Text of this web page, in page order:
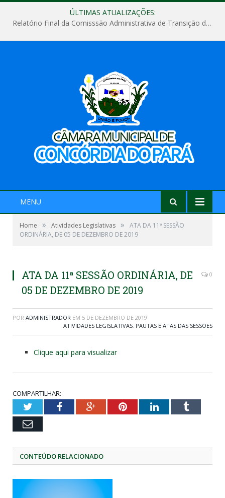
ÚLTIMAS ATUALIZAÇÕES:
Relatório Final da Comisssão Administrativa de Transição de Mandato do Poder Legislativo do Município de Concórdia do Pará
MENU
Home » Atividades Legislativas »
ATA DA 11ª SESSÃO
ORDINÁRIA, DE 05 DE DEZEMBRO DE 2019
ATA DA 11ª SESSÃO ORDINÁRIA, DE
05 DE DEZEMBRO DE 2019
0
POR ADMINISTRADOR EM 5 DE DEZEMBRO DE 2019
ATIVIDADES LEGISLATIVAS, PAUTAS E ATAS DAS SESSÕES
Clique aqui para visualizar
COMPARTILHAR:
TwitterFacebookGoogle+PinterestLinkedInTumblr
Email
CONTEÚDO RELACIONADO